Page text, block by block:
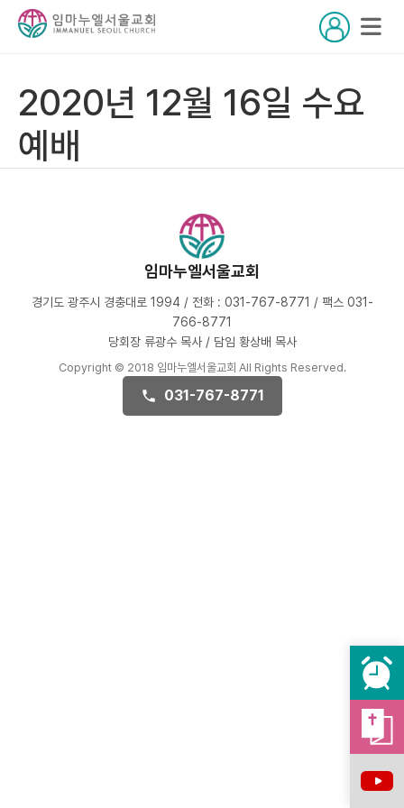
2020년 12월 16일 수요
예배
임마누엘서울교회
경기도 광주시 경충대로 1994 / 전화 : 031-767-8771 / 팩스 031-
766-8771
당회장 류광수 목사 / 담임 황상배 목사
Copyright © 2018 임마누엘서울교회 All Rights Reserved.
031-767-8771